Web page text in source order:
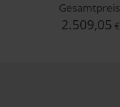
Gesamtpreis
2.509,05 €